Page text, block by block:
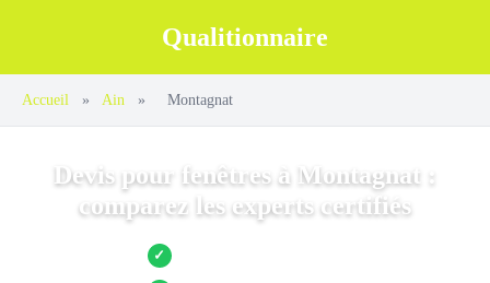
Qualitionnaire
Accueil » Ain » Montagnat
Devis pour fenêtres à Montagnat :
comparez les experts certifiés
✓ Jusqu’à 3 devis comparés